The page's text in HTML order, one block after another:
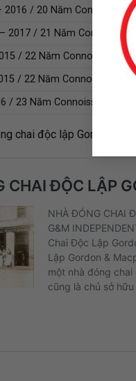
2016 / 20 Năm
2017 / 21 Năm
/ 22 Năm Connoisseurs
/ 22 Năm Connoisseurs
/ 23 Năm Connoisseurs
chai độc lập Gordon &